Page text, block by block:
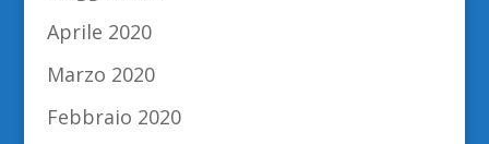
Aprile 2020
Marzo 2020
Febbraio 2020